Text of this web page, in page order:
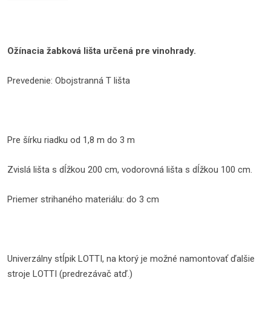
Ožínacia žabková lišta určená pre vinohrady.
Prevedenie: Obojstranná T lišta
Pre šírku riadku od 1,8 m do 3 m
Zvislá lišta s dĺžkou 200 cm, vodorovná lišta s dĺžkou 100 cm.
Priemer strihaného materiálu: do 3 cm
Univerzálny stĺpik LOTTI, na ktorý je možné namontovať ďalšie
stroje LOTTI (predrezávač atď.)